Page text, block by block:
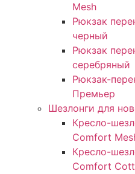
Mesh
Рюкзак
черный
Рюкзак
серебряный
Рюкзак-
Премьер
Шезлонги для
Кресло-
Comfort
Кресло-
Comfort